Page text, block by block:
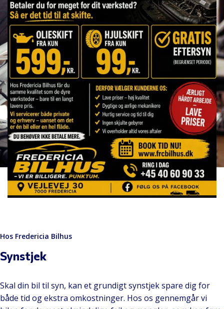
Hos Fredericia Bilhus
Synstjek
Skal din bil til syn, kan et grundigt synstjek spare dig for
både tid og ekstra omkostninger. Hos os gennemgår vi